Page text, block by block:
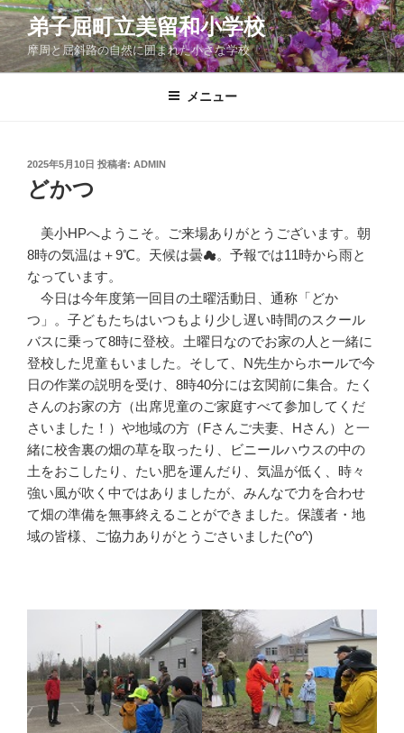
コ
ン
テ
ン
弟子屈町立美留和小学校
摩周と屈斜路の自然に囲まれた小さな学校
メニュー
投
稿
日:
2025年5月10日 投稿者: ADMIN
どかつ
美小HPへようこそ。ご来場ありがとうございます。朝
8時の気温は＋9℃。天候は曇☁。予報では11時から雨と
なっています。
今日は今年度第一回目の土曜活動日、通称「どか
つ」。子どもたちはいつもより少し遅い時間のスクール
バスに乗って8時に登校。土曜日なのでお家の人と一緒に
登校した児童もいました。そして、N先生からホールで今
日の作業の説明を受け、8時40分には玄関前に集合。たく
さんのお家の方（出席児童のご家庭すべて参加してくだ
さいました！）や地域の方（Fさんご夫妻、Hさん）と一
緒に校舎裏の畑の草を取ったり、ビニールハウスの中の
土をおこしたり、たい肥を運んだり、気温が低く、時々
強い風が吹く中ではありましたが、みんなで力を合わせ
て畑の準備を無事終えることができました。保護者・地
域の皆様、ご協力ありがとうごさいました(^o^)